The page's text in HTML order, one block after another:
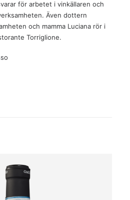
för arbetet i vinkällaren och
Även dottern
och mamma Luciana rör i
Torriglione.